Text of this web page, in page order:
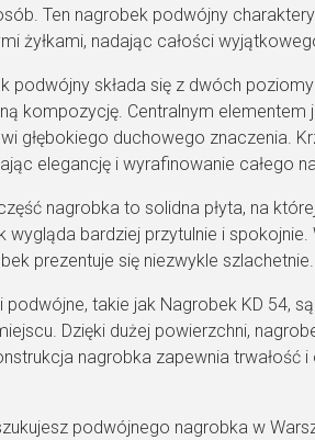
Ten nagrobek podwójny
żyłkami, nadając całości
podwójny składa się z dwóch
kompozycję. Centralnym
głębokiego duchowego znaczenia.
elegancję i wyrafinowanie całego
nagrobka to solidna płyta, na
wygląda bardziej przytulnie i
prezentuje się niezwykle szlachetnie.
podwójne, takie jak Nagrobek KD 54,
Dzięki dużej powierzchni,
nagrobka zapewnia trwałość
podwójnego nagrobka w